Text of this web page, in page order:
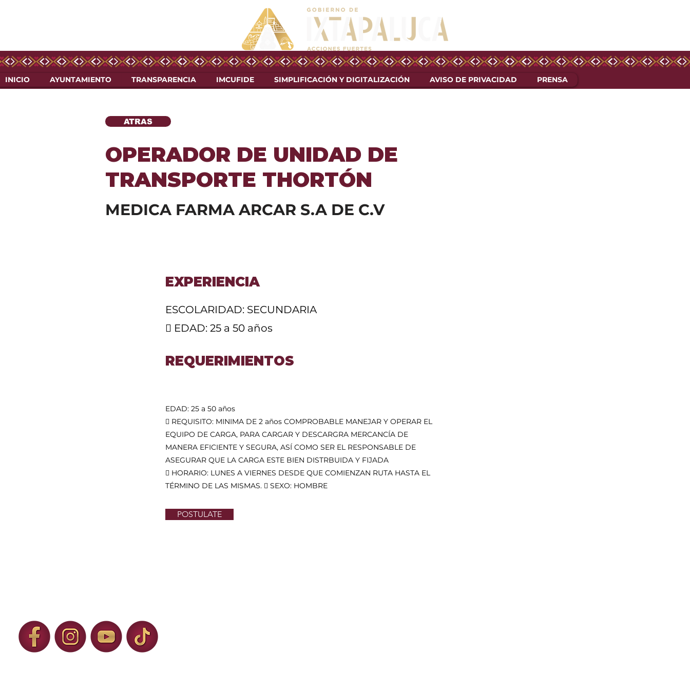
ATRAS
OPERADOR DE UNIDAD DE
TRANSPORTE THORTÓN
MEDICA FARMA ARCAR S.A DE C.V
EXPERIENCIA
ESCOLARIDAD: SECUNDARIA
 EDAD: 25 a 50 años
REQUERIMIENTOS
EDAD: 25 a 50 años
 REQUISITO: MINIMA DE 2 años COMPROBABLE MANEJAR Y OPERAR EL
EQUIPO DE CARGA, PARA CARGAR Y DESCARGRA MERCANCÍA DE
MANERA EFICIENTE Y SEGURA, ASÍ COMO SER EL RESPONSABLE DE
ASEGURAR QUE LA CARGA ESTE BIEN DISTRBUIDA Y FIJADA
 HORARIO: LUNES A VIERNES DESDE QUE COMIENZAN RUTA HASTA EL
TÉRMINO DE LAS MISMAS.  SEXO: HOMBRE
POSTULATE
INICIO AYUNTAMIENTO TRANSPARENCIA IMCUFIDE SIMPLIFICACIÓN Y DIGITALIZACIÓN AVISO DE PRIVACIDAD PRENSA